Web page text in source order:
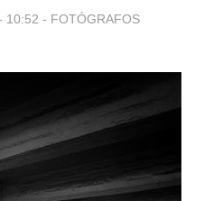
10:52 - FOTÓGRAFOS